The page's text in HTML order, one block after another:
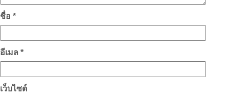
ชื่อ *
อีเมล *
เว็บไซต์